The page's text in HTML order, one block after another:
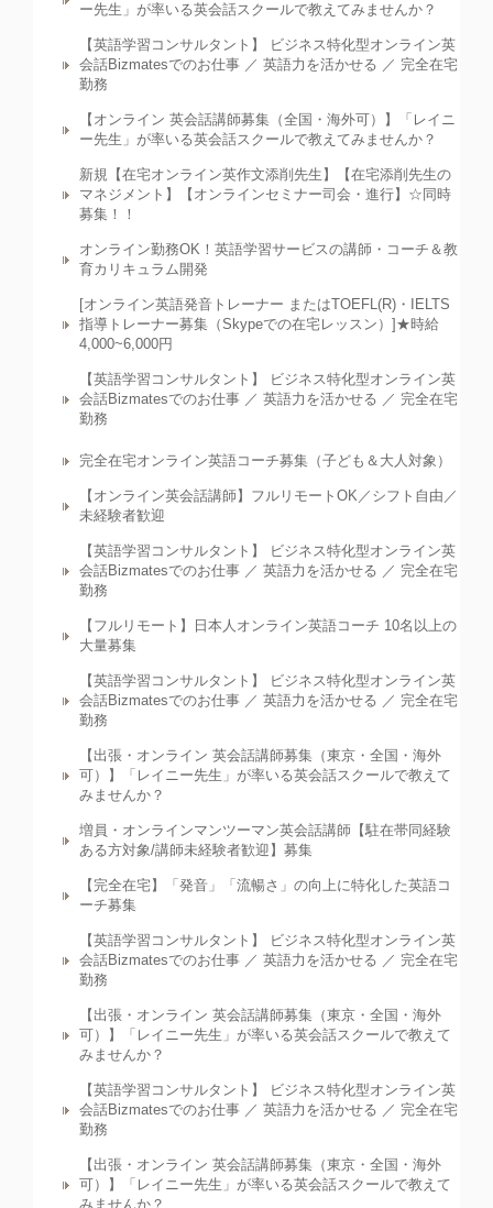
ー先生」が率いる英会話スクールで教えてみませんか？
【英語学習コンサルタント】 ビジネス特化型オンライン英
会話Bizmatesでのお仕事 ／ 英語力を活かせる ／ 完全在宅
勤務
【オンライン 英会話講師募集（全国・海外可）】「レイニ
ー先生」が率いる英会話スクールで教えてみませんか？
新規【在宅オンライン英作文添削先生】【在宅添削先生の
マネジメント】【オンラインセミナー司会・進行】☆同時
募集！！
オンライン勤務OK！英語学習サービスの講師・コーチ＆教
育カリキュラム開発
[オンライン英語発音トレーナー またはTOEFL(R)・IELTS
指導トレーナー募集（Skypeでの在宅レッスン）]★時給
4,000~6,000円
【英語学習コンサルタント】 ビジネス特化型オンライン英
会話Bizmatesでのお仕事 ／ 英語力を活かせる ／ 完全在宅
勤務
完全在宅オンライン英語コーチ募集（子ども＆大人対象）
【オンライン英会話講師】フルリモートOK／シフト自由／
未経験者歓迎
【英語学習コンサルタント】 ビジネス特化型オンライン英
会話Bizmatesでのお仕事 ／ 英語力を活かせる ／ 完全在宅
勤務
【フルリモート】日本人オンライン英語コーチ 10名以上の
大量募集
【英語学習コンサルタント】 ビジネス特化型オンライン英
会話Bizmatesでのお仕事 ／ 英語力を活かせる ／ 完全在宅
勤務
【出張・オンライン 英会話講師募集（東京・全国・海外
可）】「レイニー先生」が率いる英会話スクールで教えて
みませんか？
増員・オンラインマンツーマン英会話講師【駐在帯同経験
ある方対象/講師未経験者歓迎】募集
【完全在宅】「発音」「流暢さ」の向上に特化した英語コ
ーチ募集
【英語学習コンサルタント】 ビジネス特化型オンライン英
会話Bizmatesでのお仕事 ／ 英語力を活かせる ／ 完全在宅
勤務
【出張・オンライン 英会話講師募集（東京・全国・海外
可）】「レイニー先生」が率いる英会話スクールで教えて
みませんか？
【英語学習コンサルタント】 ビジネス特化型オンライン英
会話Bizmatesでのお仕事 ／ 英語力を活かせる ／ 完全在宅
勤務
【出張・オンライン 英会話講師募集（東京・全国・海外
可）】「レイニー先生」が率いる英会話スクールで教えて
みませんか？